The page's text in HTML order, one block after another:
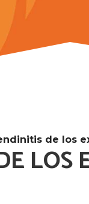
de los
LOS